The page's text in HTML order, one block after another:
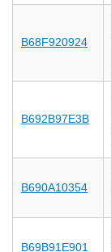
B68F920924
B692B97E3B
B690A10354
B69B91E901